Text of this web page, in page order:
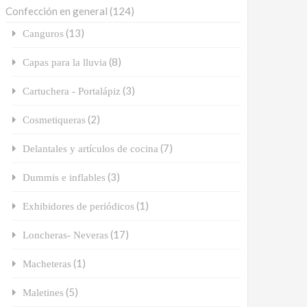
Confección en general (124)
Canguros (13)
Capas para la lluvia (8)
Cartuchera - Portalápiz (3)
Cosmetiqueras (2)
Delantales y artículos de cocina (7)
Dummis e inflables (3)
Exhibidores de periódicos (1)
Loncheras- Neveras (17)
Macheteras (1)
Maletines (5)